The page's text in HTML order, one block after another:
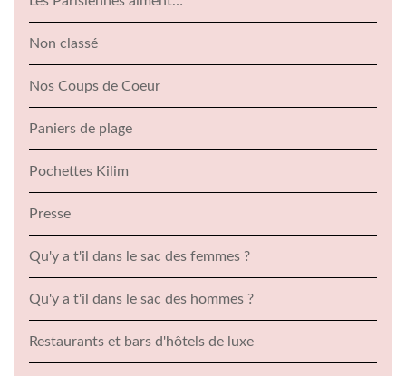
Non classé
Nos Coups de Coeur
Paniers de plage
Pochettes Kilim
Presse
Qu'y a t'il dans le sac des femmes ?
Qu'y a t'il dans le sac des hommes ?
Restaurants et bars d'hôtels de luxe